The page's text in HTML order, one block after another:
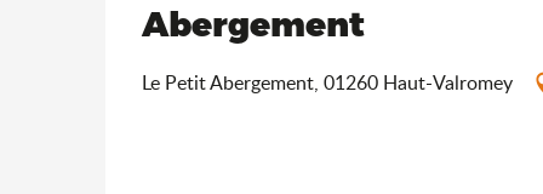
Abergement
Le Petit Abergement, 01260 Haut-Valromey